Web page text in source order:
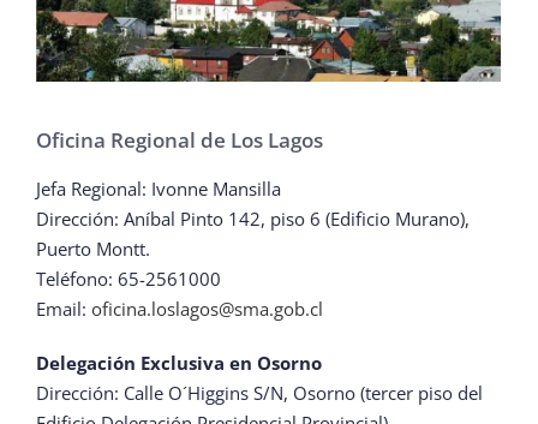
Oficina Regional de Los Lagos
Jefa Regional: Ivonne Mansilla
Dirección: Aníbal Pinto 142, piso 6 (Edificio Murano),
Puerto Montt.
Teléfono: 65-2561000
Email: oficina.loslagos@sma.gob.cl
Delegación Exclusiva en Osorno
Dirección: Calle O´Higgins S/N, Osorno (tercer piso del